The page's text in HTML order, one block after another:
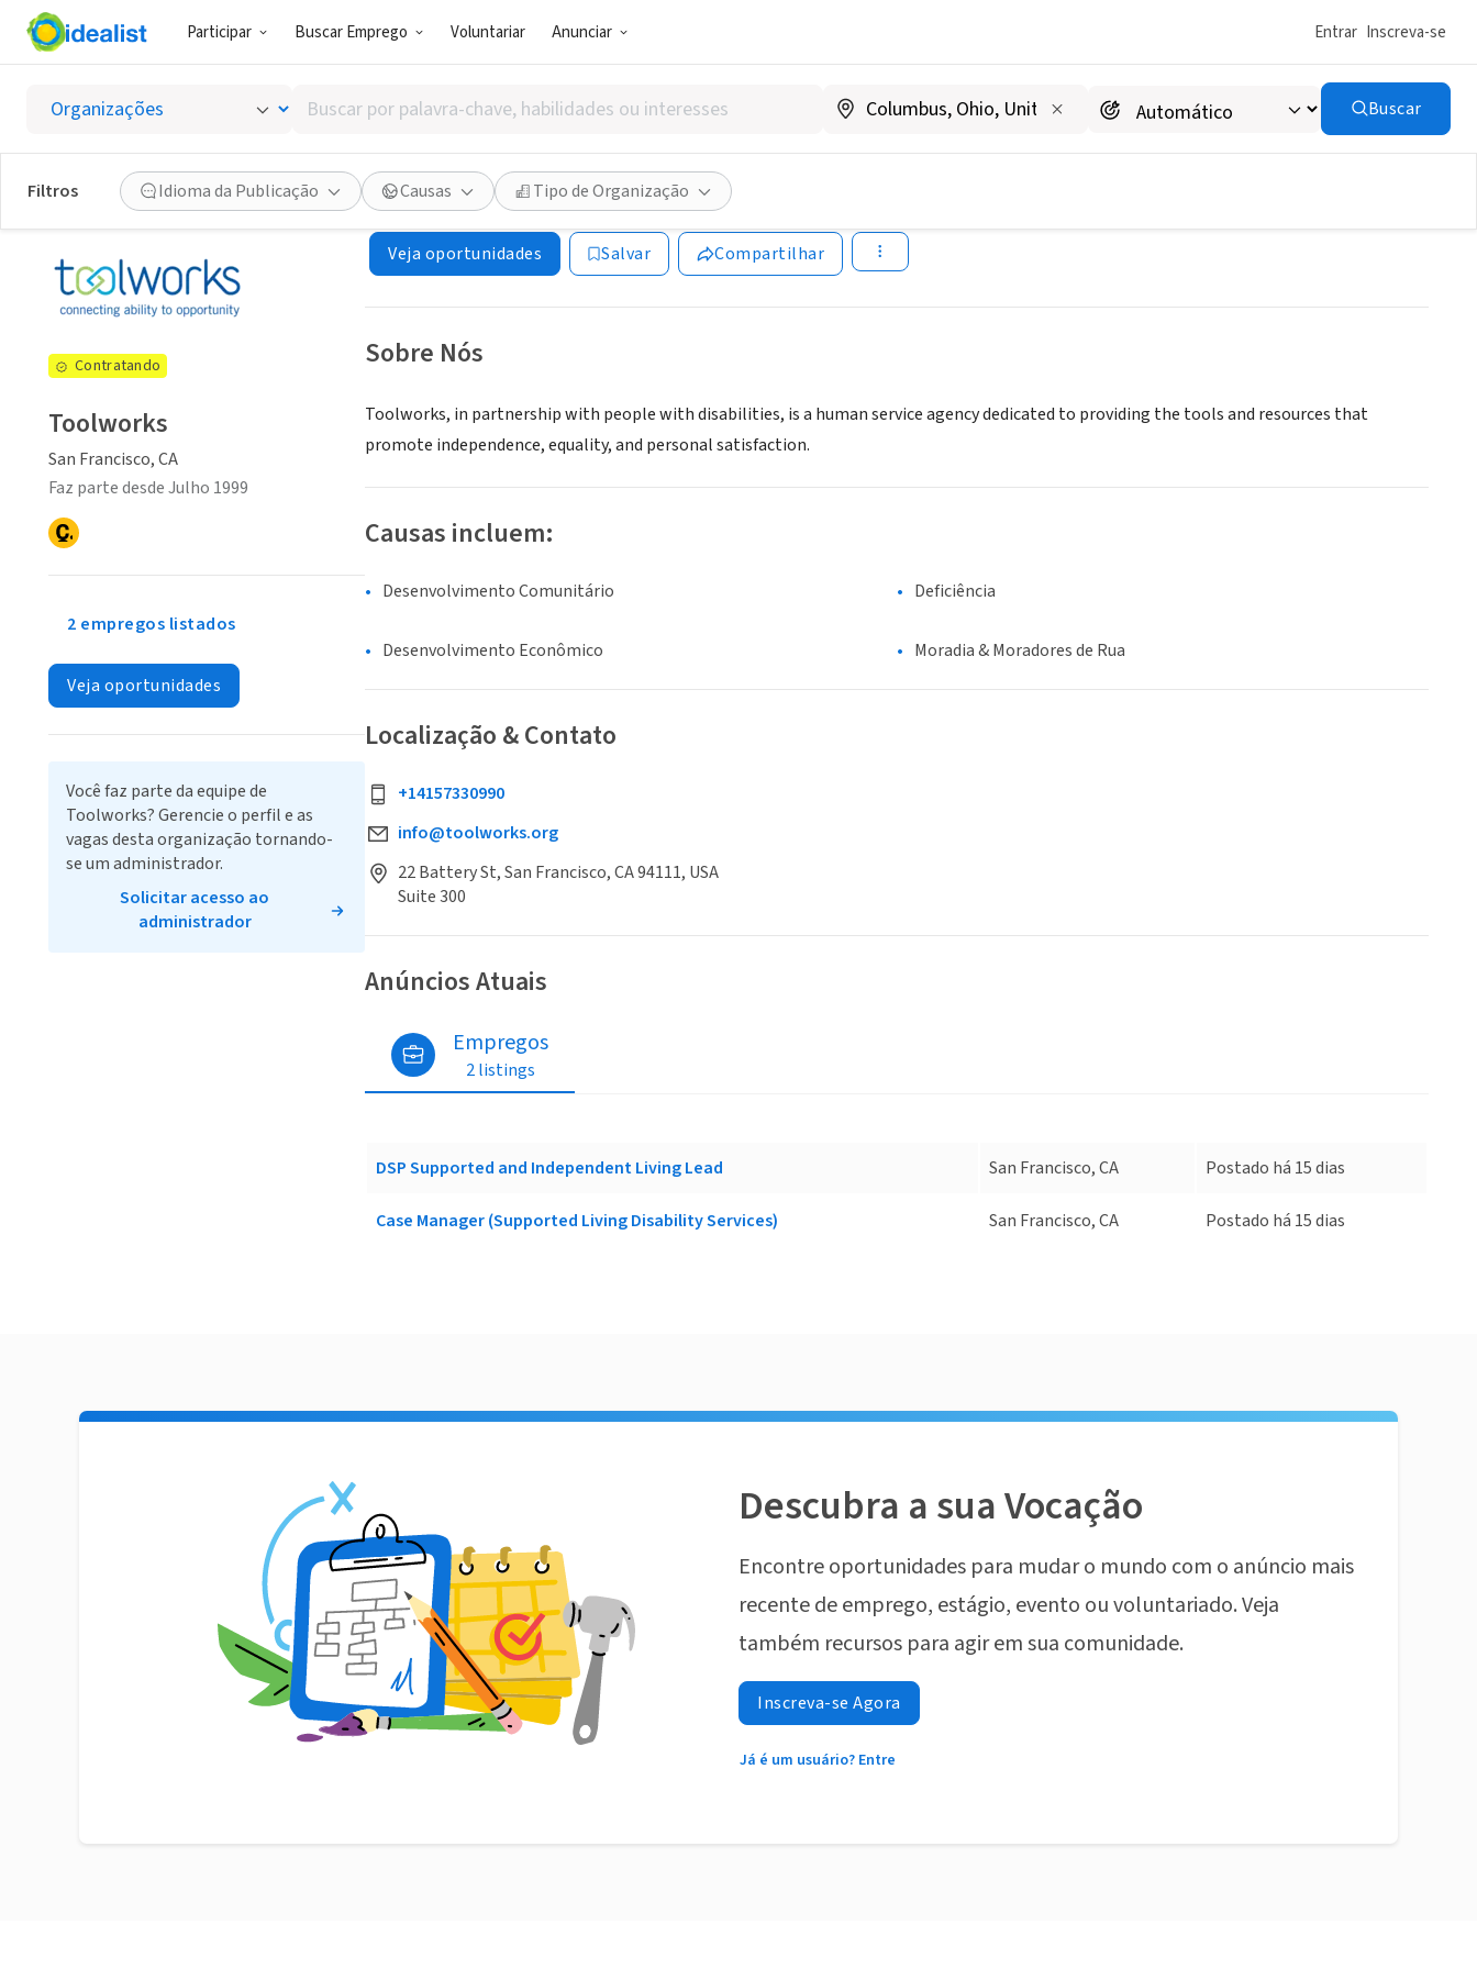
Participar Buscar Emprego Voluntariar Anunciar Entrar Inscreva-se
Buscar
por
palavra-
chave,
habilidades
ou
interesses
Buscar
Filtros Idioma da Publicação Causas Tipo de Organização
Toolworks
San Francisco, CA| www.toolworks.org
Veja oportunidades Salvar Compartilhar
Sobre Nós
Toolworks, in partnership with people with disabilities, is a human service agency dedicated to providing the tools and resources that
promote independence, equality, and personal satisfaction.
Causas incluem:
Desenvolvimento Comunitário Deficiência
Desenvolvimento Econômico Moradia & Moradores de Rua
Localização & Contato
+14157330990
info@toolworks.org
22 Battery St, San Francisco, CA 94111, USA
Suite 300
Anúncios Atuais
Empregos
2 listings
DSP Supported and Independent Living Lead San Francisco, CA Postado há 15 dias
Case Manager (Supported Living Disability Services) San Francisco, CA Postado há 15 dias
Contratando
Toolworks
San Francisco, CA
Faz parte desde Julho 1999
2 empregos listados
Veja oportunidades
Você faz parte da equipe de
Toolworks? Gerencie o perfil e as
vagas desta organização tornando-
se um administrador.
Solicitar acesso ao
administrador
Descubra a sua Vocação
Encontre oportunidades para mudar o mundo com o anúncio mais
recente de emprego, estágio, evento ou voluntariado. Veja
também recursos para agir em sua comunidade.
Inscreva-se Agora
Já é um usuário? Entre